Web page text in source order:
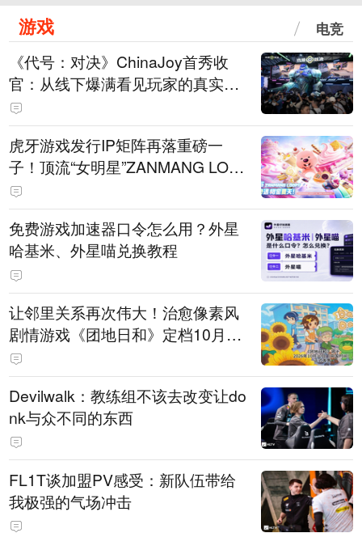
游戏 电竞
《代号：对决》ChinaJoy首秀收
官：从线下爆满看见玩家的真实期
待
虎牙游戏发行IP矩阵再落重磅一
子！顶流“女明星”ZANMANG LOO
PY 正版3D消除手游《消消奇遇》
惊喜曝光
免费游戏加速器口令怎么用？外星
哈基米、外星喵兑换教程
让邻里关系再次伟大！治愈像素风
剧情游戏《团地日和》定档10月30
日发售
Devilwalk：教练组不该去改变让do
nk与众不同的东西
FL1T谈加盟PV感受：新队伍带给
我极强的气场冲击